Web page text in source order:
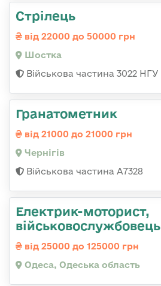
Стрілець
від 22000 до 50000 грн
Шостка
Військова частина 3022 НГУ
Гранатометник
від 21000 до 21000 грн
Чернігів
Військова частина А7328
Електрик-моторист,
військовослужбовець
від 25000 до 125000 грн
Одеса, Одеська область